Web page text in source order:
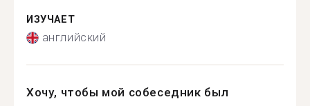
ИЗУЧАЕТ
английский
Хочу, чтобы мой собеседник был